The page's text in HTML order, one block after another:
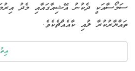
ސަމޯސާއަކީ ދެކުނު އޭޝިއާގައާއި މެދު
ތައްޔާރުކުރާ ލުއި ކާއެއްޗެކެވެ.